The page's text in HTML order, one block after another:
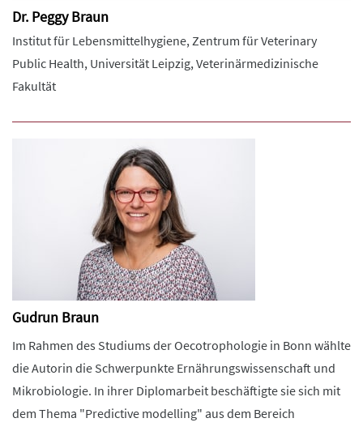
Dr. Peggy Braun
Institut für Lebensmittelhygiene, Zentrum für Veterinary
Public Health, Universität Leipzig, Veterinärmedizinische
Fakultät
Gudrun Braun
Im Rahmen des Studiums der Oecotrophologie in Bonn wählte
die Autorin die Schwerpunkte Ernährungswissenschaft und
Mikrobiologie. In ihrer Diplomarbeit beschäftigte sie sich mit
dem Thema "Predictive modelling" aus dem Bereich